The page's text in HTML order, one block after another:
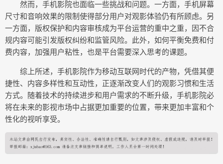
然而，手机影院也面临一些挑战和问题。一方面，手机屏幕
尺寸和音响效果的限制使得部分用户对观影体验仍有所顾虑。另
一方面，版权保护和内容审核成为平台运营的重中之重，因不合
规内容可能引发版权纠纷和监管风险。此外，如何平衡免费和付
费内容，加强用户粘性，也是平台需要深入思考的课题。
综上所述，手机影院作为移动互联网时代的产物，凭借其便
捷性、内容多样性和互动性，正逐渐改变人们的观影习惯和生活
方式。随着技术的持续进步和用户需求的不断升级，手机影院必
将在未来的影视市场中占据更加重要的位置，带来更加丰富和个
性化的视听享受。